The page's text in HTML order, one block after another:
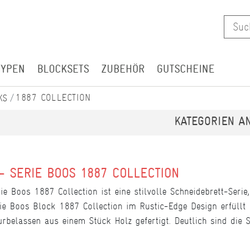
BLOCKSETS ZUBEHÖR GUTSCHEINE
1887 COLLECTION
KATEGORIEN
SERIE BOOS 1887 COLLECTION
Boos 1887 Collection ist eine stilvolle Schneidebrett-
Boos Block 1887 Collection im Rustic-Edge Design
aus einem Stück Holz gefertigt. Deutlich sind die